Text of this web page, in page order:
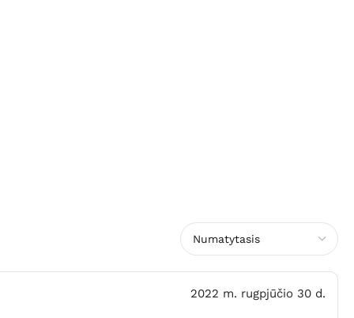
2022 m. rugpjūčio 30 d.